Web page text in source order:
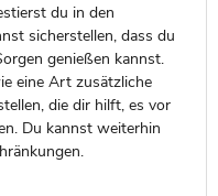
du in den
sicherstellen, dass du
genießen kannst.
eine Art zusätzliche
die dir hilft, es vor
Du kannst weiterhin